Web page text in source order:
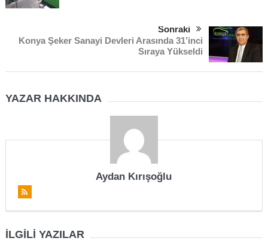
Sonraki
Konya Şeker Sanayi Devleri Arasında 31’inci
Sıraya Yükseldi
YAZAR HAKKINDA
Aydan Kırışoğlu
İLGILI YAZILAR